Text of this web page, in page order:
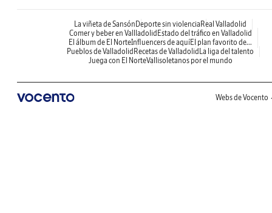
La viñeta de Sansón Deporte sin violencia Real Valladolid
Comer y beber en Vallladolid Estado del tráfico en Valladolid
El álbum de El NorteInfluencers de aquíEl plan favorito de...
Pueblos de Valladolid Recetas de Valladolid La liga del talento
Juega con El NorteVallisoletanos por el mundo
Webs de Vocento